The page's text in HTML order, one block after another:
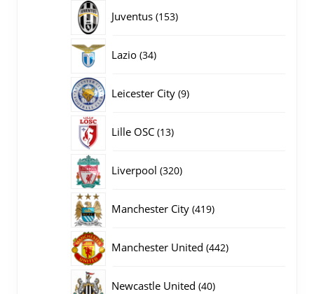
Juventus 153153
Lazio 3434
Leicester City 99
Lille OSC 1313
Liverpool 320320
Manchester City 419419
Manchester United 442442
Newcastle United 4040